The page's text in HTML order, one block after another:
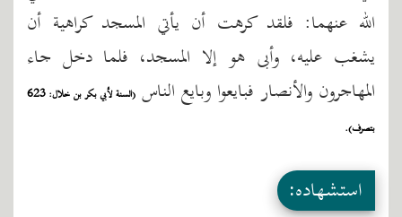
الله عنهما: فلقد كرهت أن يأتي المسجد كراهية أن
يشغب عليه، وأبى هو إلا المسجد، فلما دخل جاء
المهاجرون والأنصار فبايعوا وبايع الناس
(السنة لأبي بكر بن خلال: 623
بتصرف).
استشهاده: